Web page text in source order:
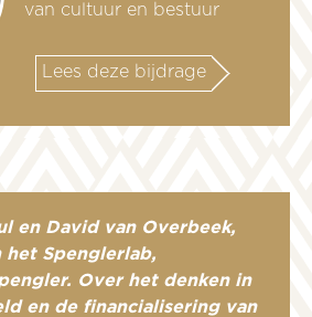
van cultuur en bestuur
Lees deze bijdrage
en David van Overbeek,
het Spenglerlab,
Over het denken in
en de financialisering van